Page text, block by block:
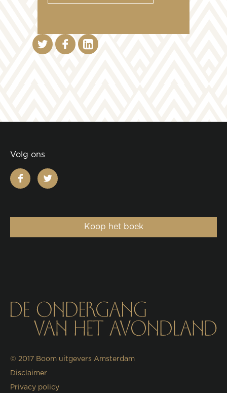
Volg ons
facebooktwitter
Koop het boek
© 2017 Boom uitgevers Amsterdam
Disclaimer
Privacy policy